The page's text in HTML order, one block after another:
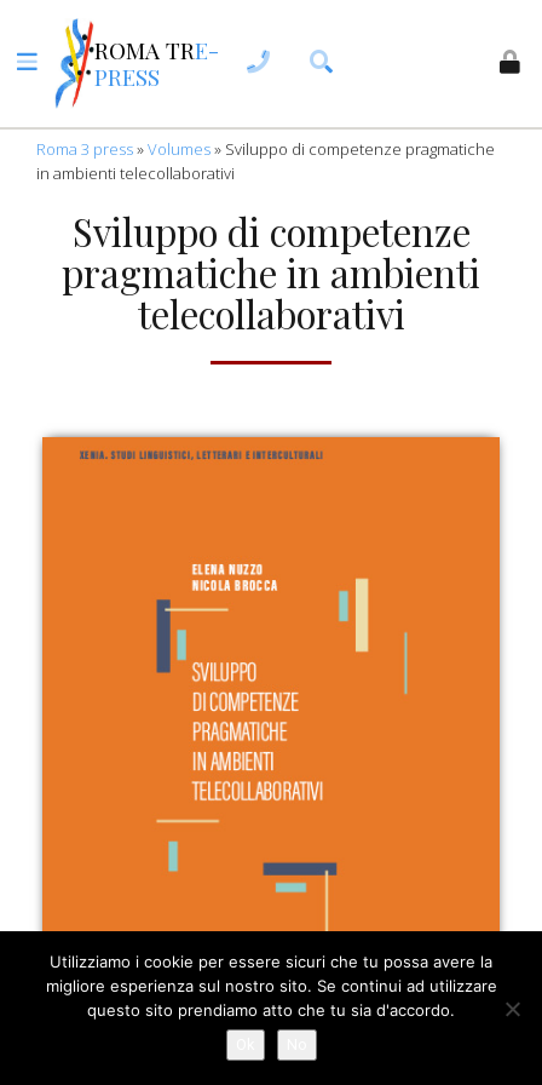
ROMA TRE-
PRESS
Roma 3 press»Volumes» Sviluppo di competenze pragmatiche
in ambienti telecollaborativi
Sviluppo di competenze
pragmatiche in ambienti
telecollaborativi
Utilizziamo i cookie per essere sicuri che tu possa avere la
migliore esperienza sul nostro sito. Se continui ad utilizzare
questo sito prendiamo atto che tu sia d'accordo.